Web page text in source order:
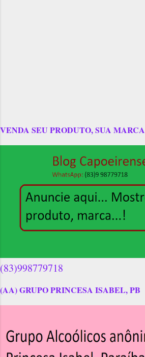
VENDA SEU PRODUTO, SUA MARCA
(83)998779718
(AA) GRUPO PRINCESA ISABEL, PB